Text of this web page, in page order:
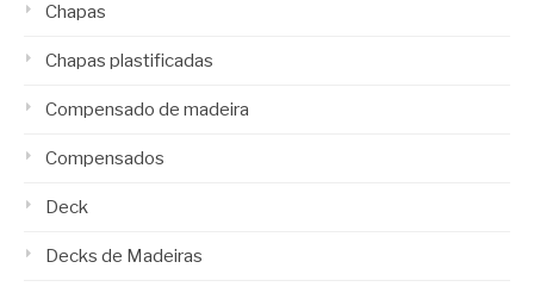
Chapas
Chapas plastificadas
Compensado de madeira
Compensados
Deck
Decks de Madeiras